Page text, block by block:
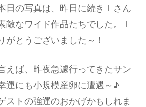
日の写真は、昨日に続きＩさん
敵なワイド作品たちでした。Ｉ
がとうございました～！
えば、昨夜急遽行ってきたサン
運にも小規模産卵に遭遇～♪
ストの強運のおかげかもしれま